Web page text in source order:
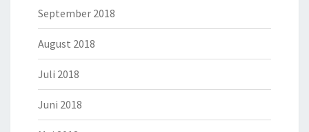
September 2018
August 2018
Juli 2018
Juni 2018